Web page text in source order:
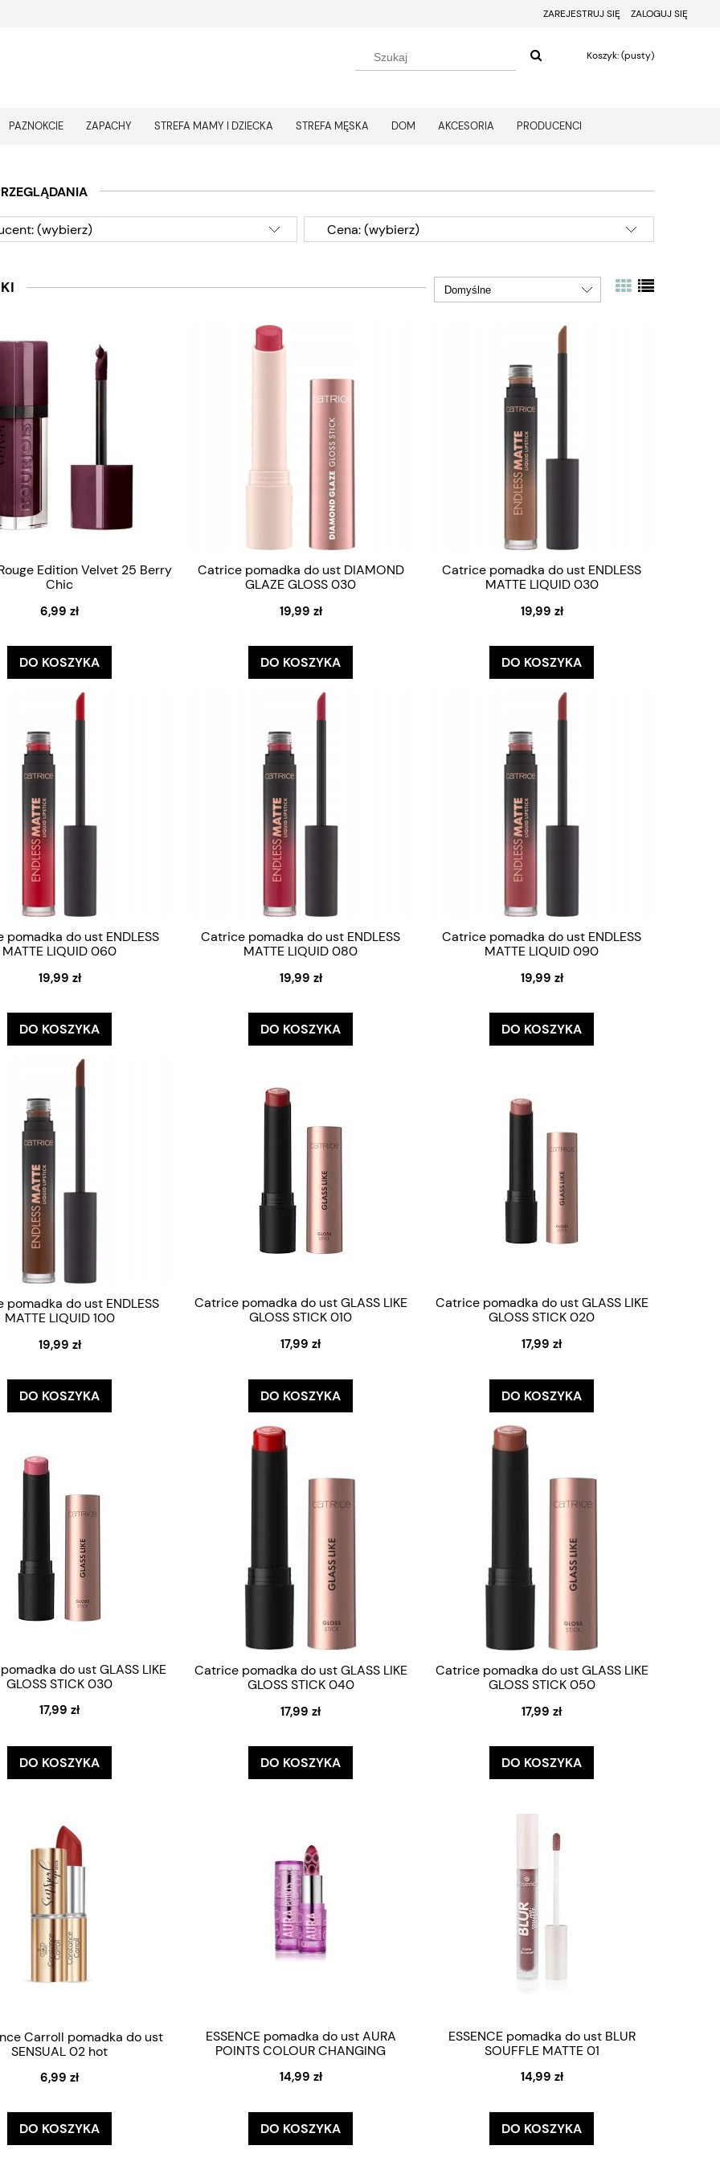
ZAREJESTRUJ SIĘ ZALOGUJ SIĘ
Koszyk:(pusty)
PAZNOKCIE ZAPACHY STREFA MAMY I DZIECKA STREFA MĘSKA DOM AKCESORIA PRODUCENCI
(wybierz) Cena: (wybierz)
Edition Velvet 25 Berry
Chic
6,99 zł
DO KOSZYKA
Catrice pomadka do ust DIAMOND
GLAZE GLOSS 030
19,99 zł
DO KOSZYKA
Catrice pomadka do ust ENDLESS
MATTE LIQUID 030
19,99 zł
DO KOSZYKA
pomadka do ust ENDLESS
MATTE LIQUID 060
19,99 zł
DO KOSZYKA
Catrice pomadka do ust ENDLESS
MATTE LIQUID 080
19,99 zł
DO KOSZYKA
Catrice pomadka do ust ENDLESS
MATTE LIQUID 090
19,99 zł
DO KOSZYKA
pomadka do ust ENDLESS
MATTE LIQUID 100
19,99 zł
DO KOSZYKA
Catrice pomadka do ust GLASS LIKE
GLOSS STICK 010
17,99 zł
DO KOSZYKA
Catrice pomadka do ust GLASS LIKE
GLOSS STICK 020
17,99 zł
DO KOSZYKA
do ust GLASS LIKE
GLOSS STICK 030
17,99 zł
DO KOSZYKA
Catrice pomadka do ust GLASS LIKE
GLOSS STICK 040
17,99 zł
DO KOSZYKA
Catrice pomadka do ust GLASS LIKE
GLOSS STICK 050
17,99 zł
DO KOSZYKA
Carroll pomadka do ust
SENSUAL 02 hot
6,99 zł
DO KOSZYKA
ESSENCE pomadka do ust AURA
POINTS COLOUR CHANGING
14,99 zł
DO KOSZYKA
ESSENCE pomadka do ust BLUR
SOUFFLE MATTE 01
14,99 zł
DO KOSZYKA